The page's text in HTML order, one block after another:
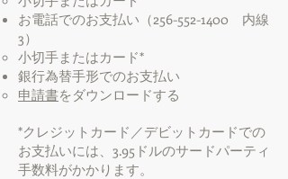
お電話でのお支払い（256-552-1400 内線
3）
小切手またはカード*
銀行為替手形でのお支払い
申請書をダウンロードする
*クレジットカード／デビットカードでの
お支払いには、3.95ドルのサードパーティ
手数料がかかります。